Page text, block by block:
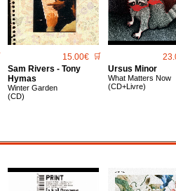
15.00€ 🛒
Sam Rivers - Tony
Hymas
Winter Garden
(CD)
Ursus Minor
What Matters Now
(CD+Livre)